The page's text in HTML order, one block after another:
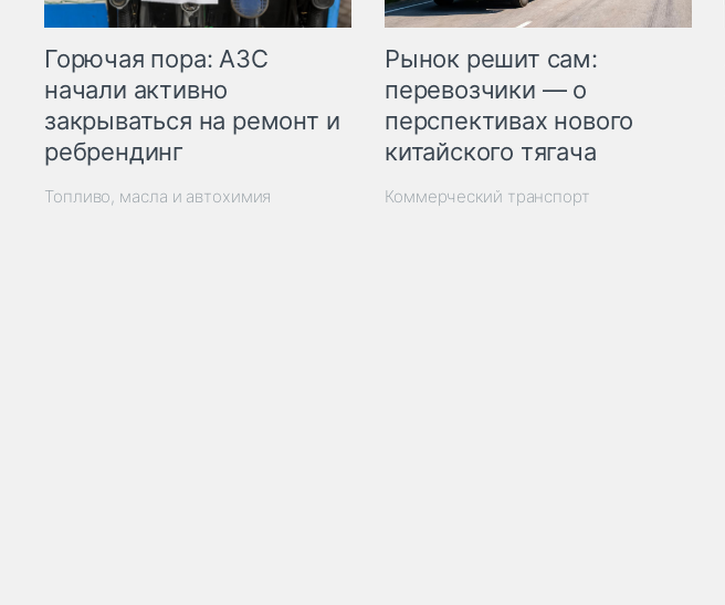
Горючая пора: АЗС
начали активно
закрываться на ремонт и
ребрендинг
Топливо, масла и автохимия
Рынок решит сам:
перевозчики — о
перспективах нового
китайского тягача
Коммерческий транспорт